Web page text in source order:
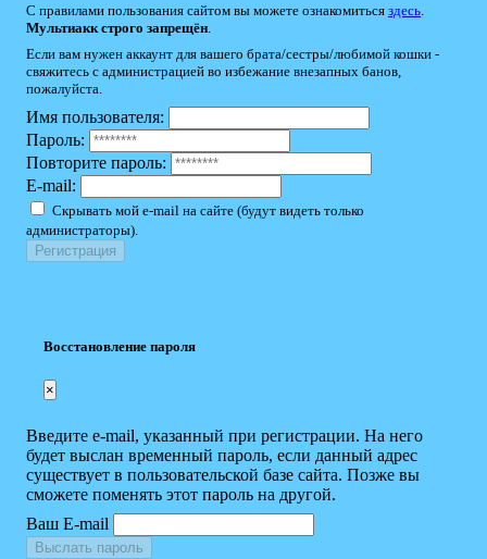
С правилами пользования сайтом вы можете ознакомиться здесь
Мультиакк строго запрещён
Если вам нужен аккаунт для вашего брата/сестры/любимой кошки -
свяжитесь с администрацией во избежание внезапных банов,
пожалуйста.
Имя пользователя:
Пароль:
Повторите пароль:
E-mail:
Скрывать мой e-mail на сайте (будут видеть только
администраторы).
Восстановление пароля
×
Введите e-mail, указанный при регистрации. На него
будет выслан временный пароль, если данный адрес
существует в пользовательской базе сайта. Позже вы
сможете поменять этот пароль на другой.
Ваш E-mail
Выслать пароль